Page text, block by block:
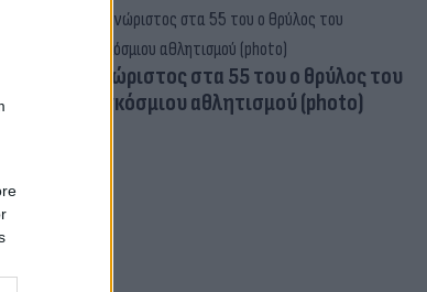
Aγνώριστος στα 55 του ο θρύλος του
παγκόσμιου αθλητισμού (photo)